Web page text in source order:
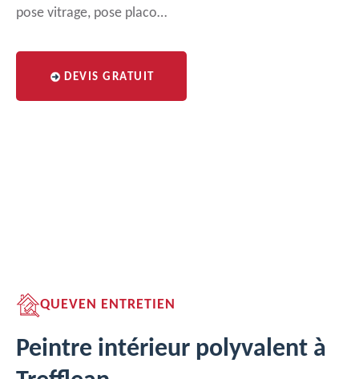
pose vitrage, pose placo…
DEVIS GRATUIT
QUEVEN ENTRETIEN
Peintre intérieur polyvalent à